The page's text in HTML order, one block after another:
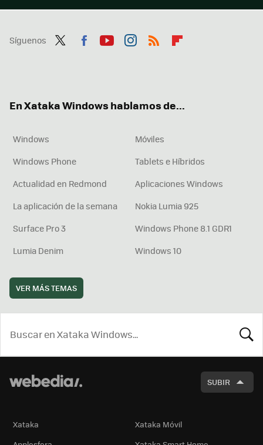
Síguenos
En Xataka Windows hablamos de...
Windows
Móviles
Windows Phone
Tablets e Híbridos
Actualidad en Redmond
Aplicaciones Windows
La aplicación de la semana
Nokia Lumia 925
Surface Pro 3
Windows Phone 8.1 GDR1
Lumia Denim
Windows 10
VER MÁS TEMAS
SUBIR
Xataka
Xataka Móvil